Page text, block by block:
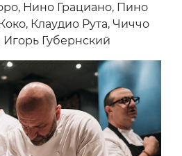
Нино Грациано, Пино
Клаудио Рута, Чиччо
Игорь Губернский